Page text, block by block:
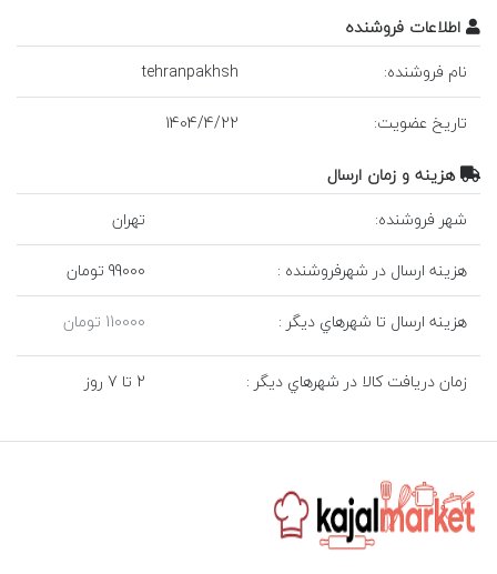
اطلاعات فروشنده
نام فروشنده:
tehranpakhsh
تاريخ عضويت:
1404/4/22
هزينه و زمان ارسال
شهر فروشنده:
تهران
هزينه ارسال در شهرفروشنده :
99000 تومان
هزينه ارسال تا شهرهاي ديگر :
110000 تومان
زمان دريافت کالا در شهرهاي ديگر : 2 تا 7 روز